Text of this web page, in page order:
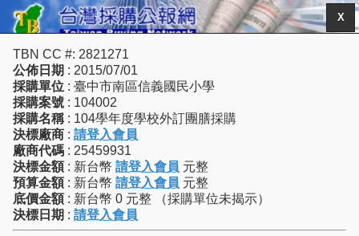
X
TBN CC #: 2821271
公佈日期 : 2015/07/01
採購單位 : 臺中市南區信義國民小學
採購案號 : 104002
採購名稱 : 104學年度學校外訂團膳採購
決標廠商 : 請登入會員
廠商代碼 : 25459931
決標金額 : 新台幣 請登入會員 元整
預算金額 : 新台幣 請登入會員 元整
底價金額 : 新台幣 0 元整 （採購單位未揭示）
決標日期 : 請登入會員